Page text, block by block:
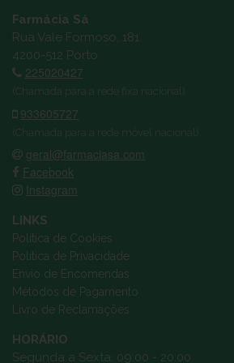
Farmácia Sá
Rua Vale Formoso, 181
4200-512 Porto
225020427
(Chamada para a rede fixa nacional)
933605727
(Chamada para a rede móvel nacional)
geral@farmaciasa.com
Facebook
Instagram
LINKS
Política de Cookies
Política de Privacidade
Envio de Encomendas
Métodos de Pagamento
Livro de Reclamações
HORÁRIO
Segunda a Sexta: 09:00 - 20:00